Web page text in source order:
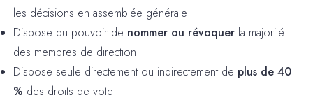
les décisions en assemblée générale
Dispose du pouvoir de nommer ou révoquer la majorité
des membres de direction
Dispose seule directement ou indirectement de plus de 40
% des droits de vote